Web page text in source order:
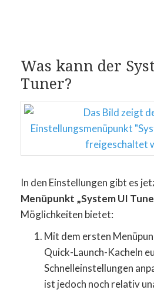
Was kann der
Tuner?
In den Einstellungen gibt es
Menüpunkt „System UI
Möglichkeiten bietet:
Mit dem ersten
Quick-Launch-Kacheln
Schnelleinstellungen
ist jedoch noch relativ